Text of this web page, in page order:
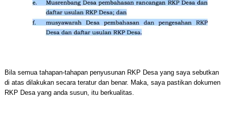
Bila semua tahapan-tahapan penyusunan RKP Desa yang saya sebutkan
di atas dilakukan secara teratur dan benar. Maka, saya pastikan dokumen
RKP Desa yang anda susun, itu berkualitas.